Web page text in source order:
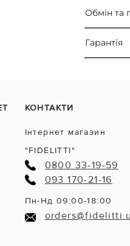
Обмін та
Гарантія
КОНТАКТИ
Інтернет магазин
"FIDELITTI"
0800 33-19-59
093 170-21-16
Пн-Нд 09:00-18:00